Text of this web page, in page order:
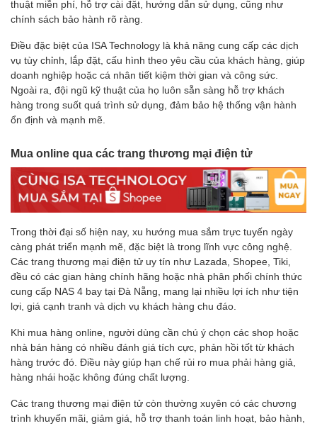
thuật miễn phí, hỗ trợ cài đặt, hướng dẫn sử dụng, cũng như
chính sách bảo hành rõ ràng.
Điều đặc biệt của ISA Technology là khả năng cung cấp các dịch
vụ tùy chỉnh, lắp đặt, cấu hình theo yêu cầu của khách hàng, giúp
doanh nghiệp hoặc cá nhân tiết kiệm thời gian và công sức.
Ngoài ra, đội ngũ kỹ thuật của họ luôn sẵn sàng hỗ trợ khách
hàng trong suốt quá trình sử dụng, đảm bảo hệ thống vận hành
ổn định và mạnh mẽ.
Mua online qua các trang thương mại điện tử
Trong thời đại số hiện nay, xu hướng mua sắm trực tuyến ngày
càng phát triển mạnh mẽ, đặc biệt là trong lĩnh vực công nghệ.
Các trang thương mại điện tử uy tín như Lazada, Shopee, Tiki,
đều có các gian hàng chính hãng hoặc nhà phân phối chính thức
cung cấp NAS 4 bay tại Đà Nẵng, mang lại nhiều lợi ích như tiện
lợi, giá cạnh tranh và dịch vụ khách hàng chu đáo.
Khi mua hàng online, người dùng cần chú ý chọn các shop hoặc
nhà bán hàng có nhiều đánh giá tích cực, phản hồi tốt từ khách
hàng trước đó. Điều này giúp hạn chế rủi ro mua phải hàng giả,
hàng nhái hoặc không đúng chất lượng.
Các trang thương mại điện tử còn thường xuyên có các chương
trình khuyến mãi, giảm giá, hỗ trợ thanh toán linh hoạt, bảo hành,